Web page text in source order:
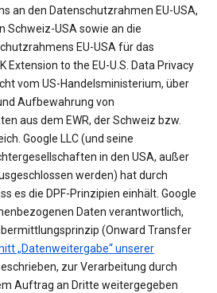
an den Datenschutzrahmen EU-USA,
Schweiz-USA sowie an die
EU-USA für das
Extension to the EU-U.S. Data Privacy
vom US-Handelsministerium, über
Aufbewahrung von
aus dem EWR, der Schweiz bzw.
Google LLC (und seine
in den USA, außer
werden) hat durch
es die DPF-Prinzipien einhält. Google
Daten verantwortlich,
(Onward Transfer
„Datenweitergabe“ unserer
zur Verarbeitung durch
Auftrag an Dritte weitergegeben